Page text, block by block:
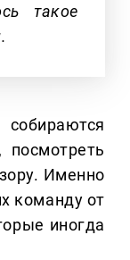
такое
посмотреть
Именно
команду от
иногда